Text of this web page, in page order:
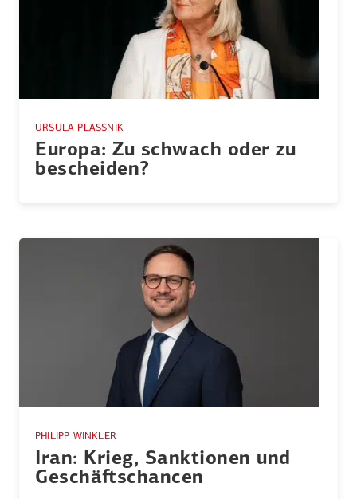
URSULA PLASSNIK
Europa: Zu schwach oder zu
bescheiden?
PHILIPP WINKLER
Iran: Krieg, Sanktionen und
Geschäfts­chancen